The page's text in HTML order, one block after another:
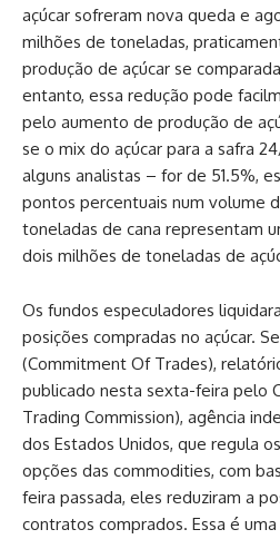
açúcar sofreram nova queda e
milhões de toneladas,
produção de açúcar se
entanto, essa redução pode
pelo aumento de produção de
se o mix do açúcar para a safra
alguns analistas – for de 51.5%,
pontos percentuais num volume
toneladas de cana representam
dois milhões de toneladas de
Os fundos especuladores
posições compradas no açúcar.
(Commitment Of Trades),
publicado nesta sexta-feira pelo
Trading Commission), agência
dos Estados Unidos, que regula
opções das commodities, com
feira passada, eles reduziram a
contratos comprados. Essa é